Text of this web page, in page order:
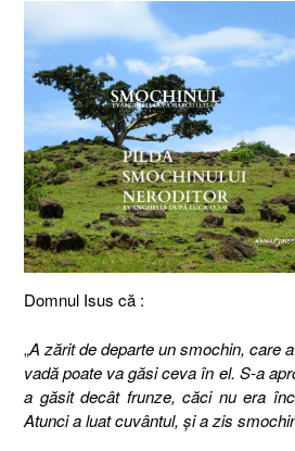
Domnul Isus că :
„A zărit de departe un smochin, care
vadă poate va găsi ceva în el. S-a
a găsit decât frunze, căci nu era
Atunci a luat cuvântul, şi a zis